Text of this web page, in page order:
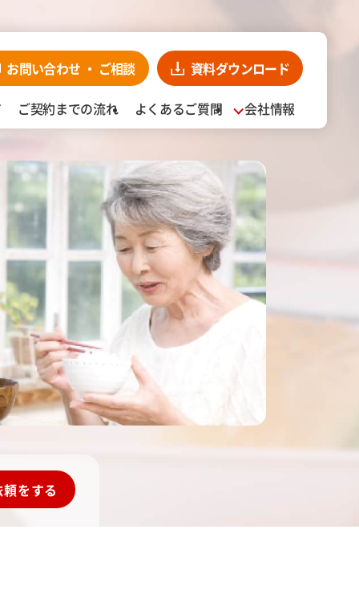
お問い合わせ ・ ご相談 資料ダウンロード
ご契約までの流れ よくあるご質問 会社情報
頼をする
お見積り依頼 CLOSE
事例
食品の強み
質問
ろこぶメニュー